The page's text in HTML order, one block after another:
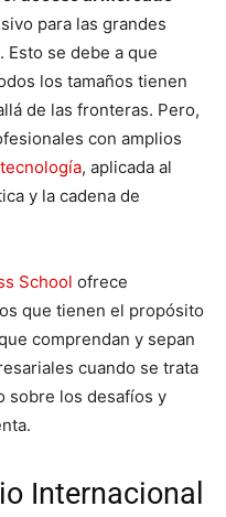
para las grandes
se debe a que
los tamaños tienen
de las fronteras. Pero,
con amplios
, aplicada al
y la cadena de
School ofrece
que tienen el propósito
comprendan y sepan
cuando se trata
sobre los desafíos y
Internacional